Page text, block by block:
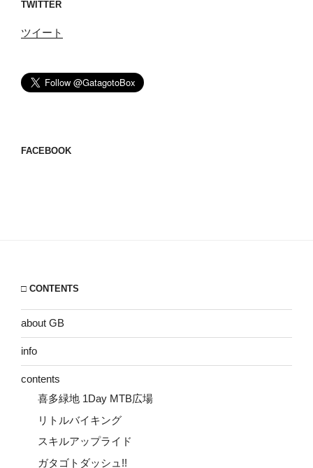
TWITTER
ツイート
FACEBOOK
□ CONTENTS
about GB
info
contents
喜多緑地 1Day MTB広場
リトルバイキング
スキルアップライド
ガタゴトダッシュ!!